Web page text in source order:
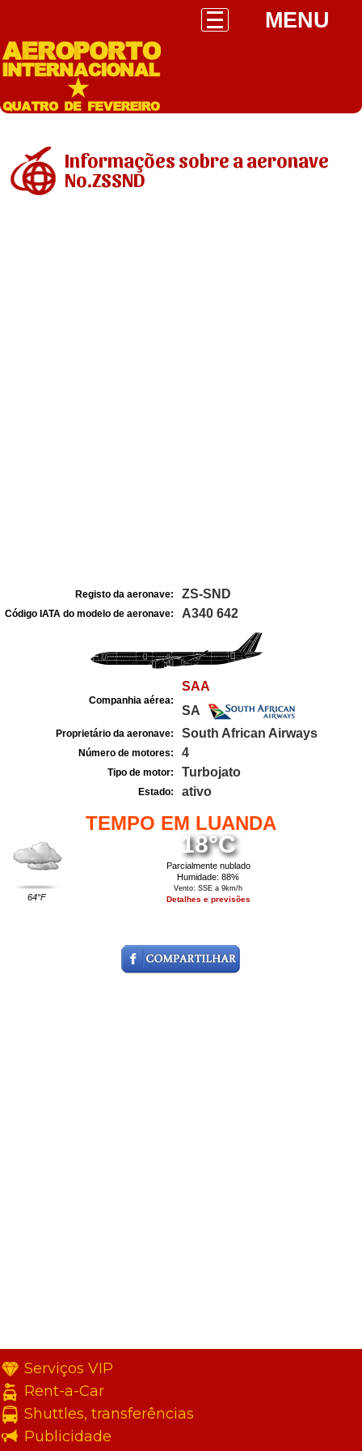
MENU
Informações sobre a aeronave
No.ZSSND
Registo da aeronave: ZS-SND
Código IATA do modelo de aeronave: A340 642
Companhia aérea:
SAA
SA
Proprietário da aeronave: South African Airways
Número de motores: 4
Tipo de motor: Turbojato
Estado: ativo
TEMPO EM LUANDA
64°F
18°C
Parcialmente nublado
Humidade: 88%
Vento: SSE a 9km/h
Detalhes e previsões
Serviços VIP
Rent-a-Car
Shuttles, transferências
Publicidade